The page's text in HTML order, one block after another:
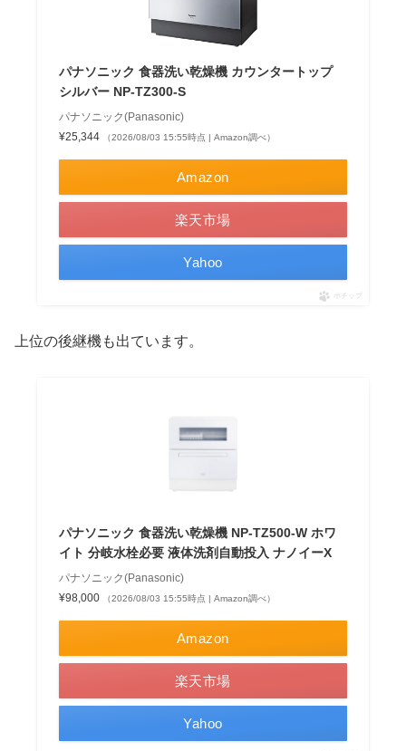
パナソニック 食器洗い乾燥機 カウンタートップ
シルバー NP-TZ300-S
パナソニック(Panasonic)
¥25,344
（2026/08/03 15:55時点 | Amazon調べ）
Amazon
楽天市場
Yahoo
ポチップ
上位の後継機も出ています。
パナソニック 食器洗い乾燥機 NP-TZ500-W ホワ
イト 分岐水栓必要 液体洗剤自動投入 ナノイーX
パナソニック(Panasonic)
¥98,000
（2026/08/03 15:55時点 | Amazon調べ）
Amazon
楽天市場
Yahoo